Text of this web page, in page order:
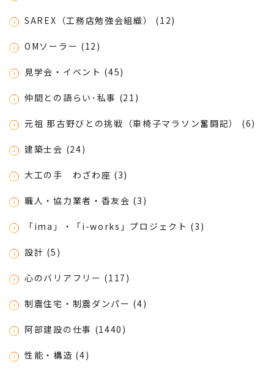
SAREX（工務店勉強会組織） (12)
OMソーラー (12)
見学会・イベント (45)
仲間との語らい･私事 (21)
元祖 那古野びとの挑戦（車椅子マラソン奮闘記） (6)
建築士会 (24)
大工の手 わざわ座 (3)
職人・協力業者・香友会 (3)
「ima」・「i-works」プロジェクト (3)
設計 (5)
心のバリアフリー (117)
制震住宅・制震ダンパー (4)
阿部建設の仕事 (1440)
性能・構造 (4)